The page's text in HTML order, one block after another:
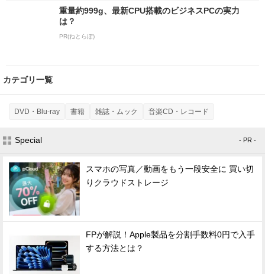
重量約999g、最新CPU搭載のビジネスPCの実力
は？
PR(ねとらぼ)
カテゴリ一覧
DVD・Blu-ray 書籍 雑誌・ムック 音楽CD・レコード
Special - PR -
スマホの写真／動画をもう一段安全に 買い切
りクラウドストレージ
FPが解説！Apple製品を分割手数料0円で入手
する方法とは？